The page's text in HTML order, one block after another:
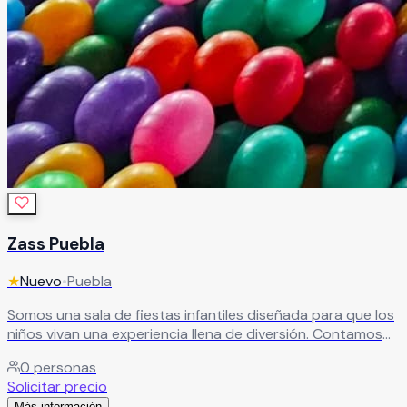
Zass Puebla
★Nuevo•Puebla
Somos una sala de fiestas infantiles diseñada para que los
niños vivan una experiencia llena de diversión. Contamos
juegos sin límite de edad, que incluye trampolines,
tobogán, alberca de pelotas, puentes colgantes y
0 personas
Solicitar precio